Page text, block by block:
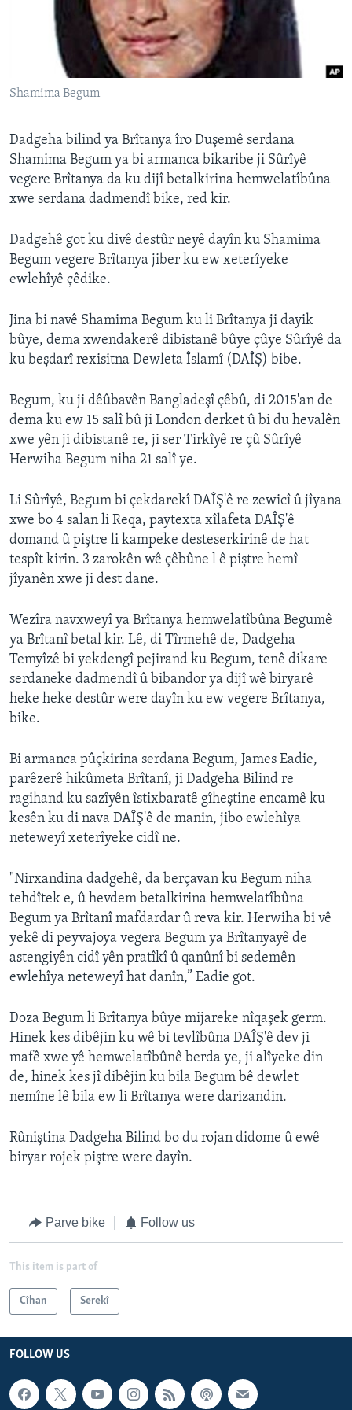
ÇAND Û HUNER
SERNIVÎS
FOLLOW US
Zimanên Din
Shamima Begum
Dadgeha bilind ya Brîtanya îro Duşemê serdana
Shamima Begum ya bi armanca bikaribe ji Sûrîyê
vegere Brîtanya da ku dijî betalkirina hemwelatîbûna
xwe serdana dadmendî bike, red kir.
Dadgehê got ku divê destûr neyê dayîn ku Shamima
Begum vegere Brîtanya jiber ku ew xeterîyeke
ewlehîyê çêdike.
Jina bi navê Shamima Begum ku li Brîtanya ji dayik
bûye, dema xwendakerê dibistanê bûye çûye Sûrîyê da
ku beşdarî rexisitna Dewleta Îslamî (DAÎŞ) bibe.
Begum, ku ji dêûbavên Bangladeşî çêbû, di 2015'an de
dema ku ew 15 salî bû ji London derket û bi du hevalên
xwe yên ji dibistanê re, ji ser Tirkîyê re çû Sûrîyê
Herwiha Begum niha 21 salî ye.
Li Sûrîyê, Begum bi çekdarekî DAÎŞ'ê re zewicî û jîyana
xwe bo 4 salan li Reqa, paytexta xîlafeta DAÎŞ'ê
domand û piştre li kampeke desteserkirinê de hat
tespît kirin. 3 zarokên wê çêbûne l ê piştre hemî
jîyanên xwe ji dest dane.
Wezîra navxweyî ya Brîtanya hemwelatîbûna Begumê
ya Brîtanî betal kir. Lê, di Tîrmehê de, Dadgeha
Temyîzê bi yekdengî pejirand ku Begum, tenê dikare
serdaneke dadmendî û bibandor ya dijî wê biryarê
heke heke destûr were dayîn ku ew vegere Brîtanya,
bike.
Bi armanca pûçkirina serdana Begum, James Eadie,
parêzerê hikûmeta Brîtanî, ji Dadgeha Bilind re
ragihand ku sazîyên îstixbaratê gîheştine encamê ku
kesên ku di nava DAÎŞ'ê de manin, jibo ewlehîya
neteweyî xeterîyeke cidî ne.
"Nirxandina dadgehê, da berçavan ku Begum niha
tehdîtek e, û hevdem betalkirina hemwelatîbûna
Begum ya Brîtanî mafdardar û reva kir. Herwiha bi vê
yekê di peyvajoya vegera Begum ya Brîtanyayê de
astengiyên cidî yên pratîkî û qanûnî bi sedemên
ewlehîya neteweyî hat danîn,” Eadie got.
Doza Begum li Brîtanya bûye mijareke nîqaşek germ.
Hinek kes dibêjin ku wê bi tevlîbûna DAÎŞ'ê dev ji
mafê xwe yê hemwelatîbûnê berda ye, ji alîyeke din
de, hinek kes jî dibêjin ku bila Begum bê dewlet
nemîne lê bila ew li Brîtanya were darizandin.
Rûniştina Dadgeha Bilind bo du rojan didome û ewê
biryar rojek piştre were dayîn.
Parve bike Follow us
This item is part of
Cîhan Serekî
FOLLOW US